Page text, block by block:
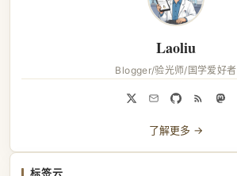
Laoliu
Blogger/验光师/国学爱好者
了解更多 →
标签云